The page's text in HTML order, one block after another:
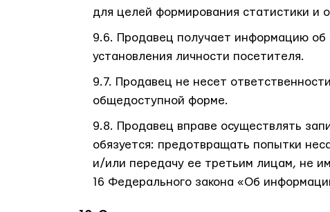
для целей формирования статистики и
Продавец получает информацию об
установления личности посетителя.
Продавец не несет
общедоступной форме.
Продавец вправе осуществлять
обязуется: предотвращать попытки
и/или передачу ее третьим лицам, не
16 Федерального закона «Об